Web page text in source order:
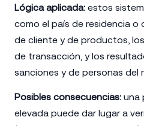
Lógica aplicada: estos
como el país de residencia
de cliente y de productos,
de transacción, y los
sanciones y de personas del
Posibles consecuencias: una
elevada puede dar lugar a